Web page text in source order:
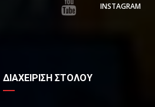
INSTAGRAM
ΔΙΑΧΕΙΡΙΣΗ ΣΤΟΛΟΥ